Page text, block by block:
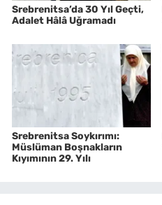
Srebrenitsa’da 30 Yıl Geçti,
Adalet Hâlâ Uğramadı
Srebrenitsa Soykırımı:
Müslüman Boşnakların
Kıyımının 29. Yılı